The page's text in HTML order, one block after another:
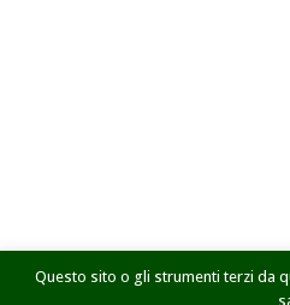
Questo sito o gli strumenti terzi da